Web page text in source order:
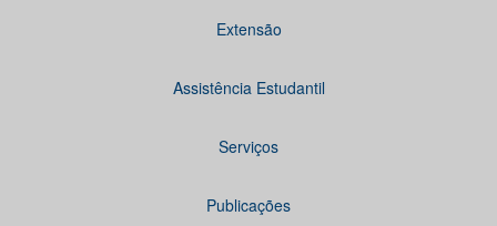
Extensão
Assistência Estudantil
Serviços
Publicações